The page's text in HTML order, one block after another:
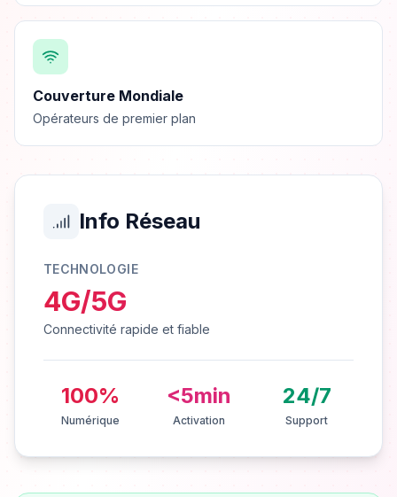
Couverture Mondiale
Opérateurs de premier plan
Info Réseau
TECHNOLOGIE
4G/5G
Connectivité rapide et fiable
100%
Numérique
<5min
Activation
24/7
Support